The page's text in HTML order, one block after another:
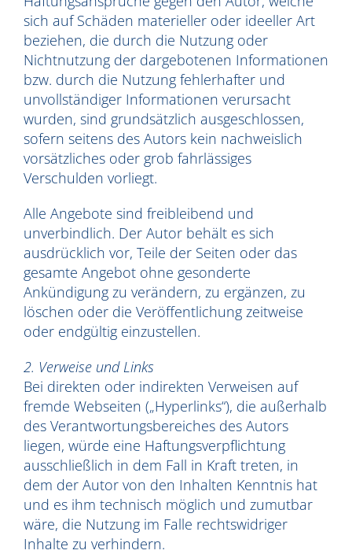
sich auf Schäden materieller oder ideeller Art
beziehen, die durch die Nutzung oder
Nichtnutzung der dargebotenen Informationen
bzw. durch die Nutzung fehlerhafter und
unvollständiger Informationen verursacht
wurden, sind grundsätzlich ausgeschlossen,
sofern seitens des Autors kein nachweislich
vorsätzliches oder grob fahrlässiges
Verschulden vorliegt.
Alle Angebote sind freibleibend und
unverbindlich. Der Autor behält es sich
ausdrücklich vor, Teile der Seiten oder das
gesamte Angebot ohne gesonderte
Ankündigung zu verändern, zu ergänzen, zu
löschen oder die Veröffentlichung zeitweise
oder endgültig einzustellen.
2. Verweise und Links
Bei direkten oder indirekten Verweisen auf
fremde Webseiten („Hyperlinks“), die außerhalb
des Verantwortungsbereiches des Autors
liegen, würde eine Haftungsverpflichtung
ausschließlich in dem Fall in Kraft treten, in
dem der Autor von den Inhalten Kenntnis hat
und es ihm technisch möglich und zumutbar
wäre, die Nutzung im Falle rechtswidriger
Inhalte zu verhindern.